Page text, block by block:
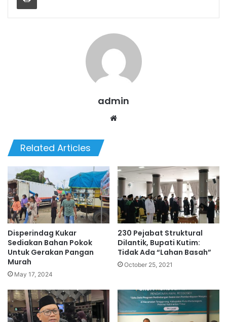
admin
Related Articles
Disperindag Kukar
Sediakan Bahan Pokok
Untuk Gerakan Pangan
Murah
May 17, 2024
230 Pejabat Struktural
Dilantik, Bupati Kutim:
Tidak Ada “Lahan Basah”
October 25, 2021